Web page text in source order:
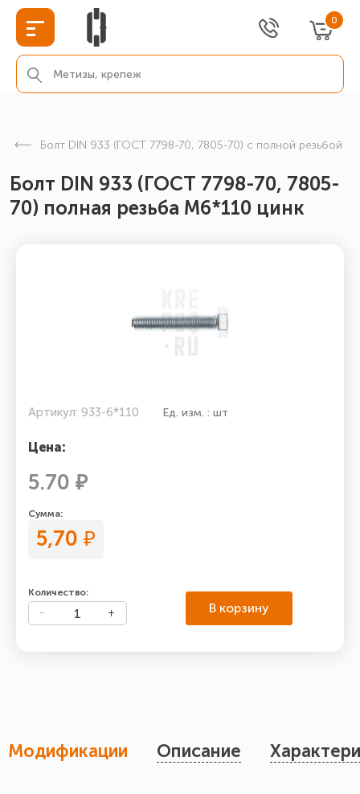
0
Болт DIN 933 (ГОСТ 7798-70, 7805-70) с полной резьбой
Болт DIN 933 (ГОСТ 7798-70, 7805-
70) полная резьба М6*110 цинк
Артикул: 933-6*110 Ед. изм. : шт
Цена:
5.70 ₽
Сумма:
5,70 ₽
Количество:
В корзину
Модификации Описание